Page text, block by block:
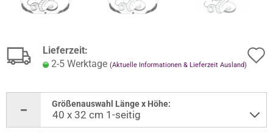
Lieferzeit:
2-5 Werktage (Aktuelle Informationen & Lieferzeit Ausland)
Größenauswahl Länge x Höhe: